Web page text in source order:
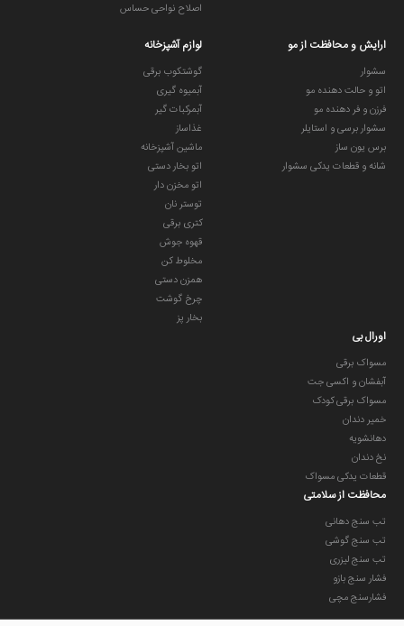
اصلاح نواحی حساس
ارایش و محافظت از مو
سشوار
اتو و حالت دهنده مو
فرزن و فر دهنده مو
سشوار برسی و استایلر
برس یون ساز
شانه و قطعات یدکی سشوار
لوازم آشپزخانه
گوشتکوب برقی
آبمیوه گیری
آبمرکبات گیر
غذاساز
ماشین آشپزخانه
اتو بخار دستی
اتو مخزن دار
توستر نان
کتری برقی
قهوه جوش
مخلوط کن
همزن دستی
چرخ گوشت
بخار پز
اورال بی
مسواک برقی
آبفشان و اکسی جت
مسواک برقی کودک
خمیر دندان
دهانشویه
نخ دندان
قطعات یدکی مسواک
محافظت از سلامتی
تب سنج دهانی
تب سنج گوشی
تب سنج لیزری
فشار سنج بازو
فشارسنج مچی